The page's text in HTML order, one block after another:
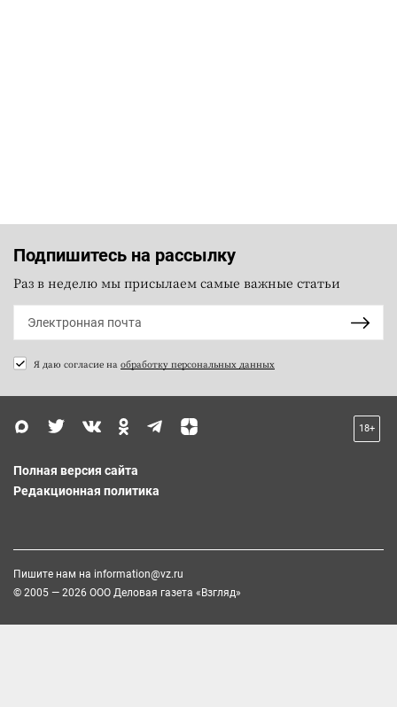
Подпишитесь на рассылку
Раз в неделю мы присылаем самые важные статьи
Я даю согласие на обработку персональных данных
18+
Полная версия сайта
Редакционная политика
Пишите нам на information@vz.ru
© 2005 — 2026 ООО Деловая газета «Взгляд»